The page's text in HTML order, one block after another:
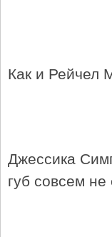
Как и Рейчел
Джессика
губ совсем не